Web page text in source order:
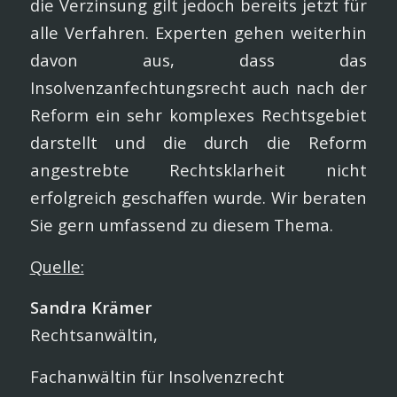
die Verzinsung gilt jedoch bereits jetzt für
alle Verfahren. Experten gehen weiterhin
davon aus, dass das
Insolvenzanfechtungsrecht auch nach der
Reform ein sehr komplexes Rechtsgebiet
darstellt und die durch die Reform
angestrebte Rechtsklarheit nicht
erfolgreich geschaffen wurde. Wir beraten
Sie gern umfassend zu diesem Thema.
Quelle:
Sandra Krämer
Rechtsanwältin,
Fachanwältin für Insolvenzrecht